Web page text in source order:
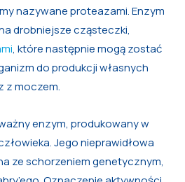
nazywane proteazami. Enzym
drobniejsze cząsteczki,
, które następnie mogą zostać
do produkcji własnych
z moczem.
enzym, produkowany w
Jego nieprawidłowa
ze schorzeniem genetycznym,